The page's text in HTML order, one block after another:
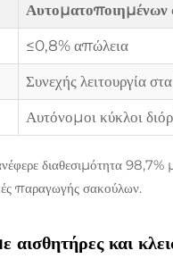
Αυτοματοποιημένων
≤0,8% απώλεια
Συνεχής λειτουργία
Αυτόνομοι κύκλοι
διαθεσιμότητα 98,7%
παραγωγής σακούλων.
και